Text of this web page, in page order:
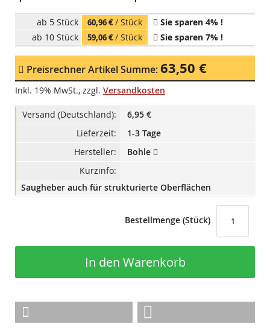
ab 5 Stück 60,96 € / Stück Sie sparen 4% !
ab 10 Stück
59,06 € / Stück Sie sparen 7% !
Preisrechner Artikel Summe:63,50 €
Inkl. 19% MwSt., zzgl. Versandkosten
Versand (Deutschland):
6,95 €
Lieferzeit:
1-3 Tage
Hersteller:
Bohle
Kurzinfo:
Saugheber auch für strukturierte Oberflächen
Bestellmenge (Stück)
In den Warenkorb